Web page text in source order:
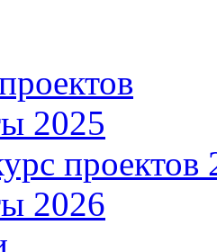
2025
проектов
2026